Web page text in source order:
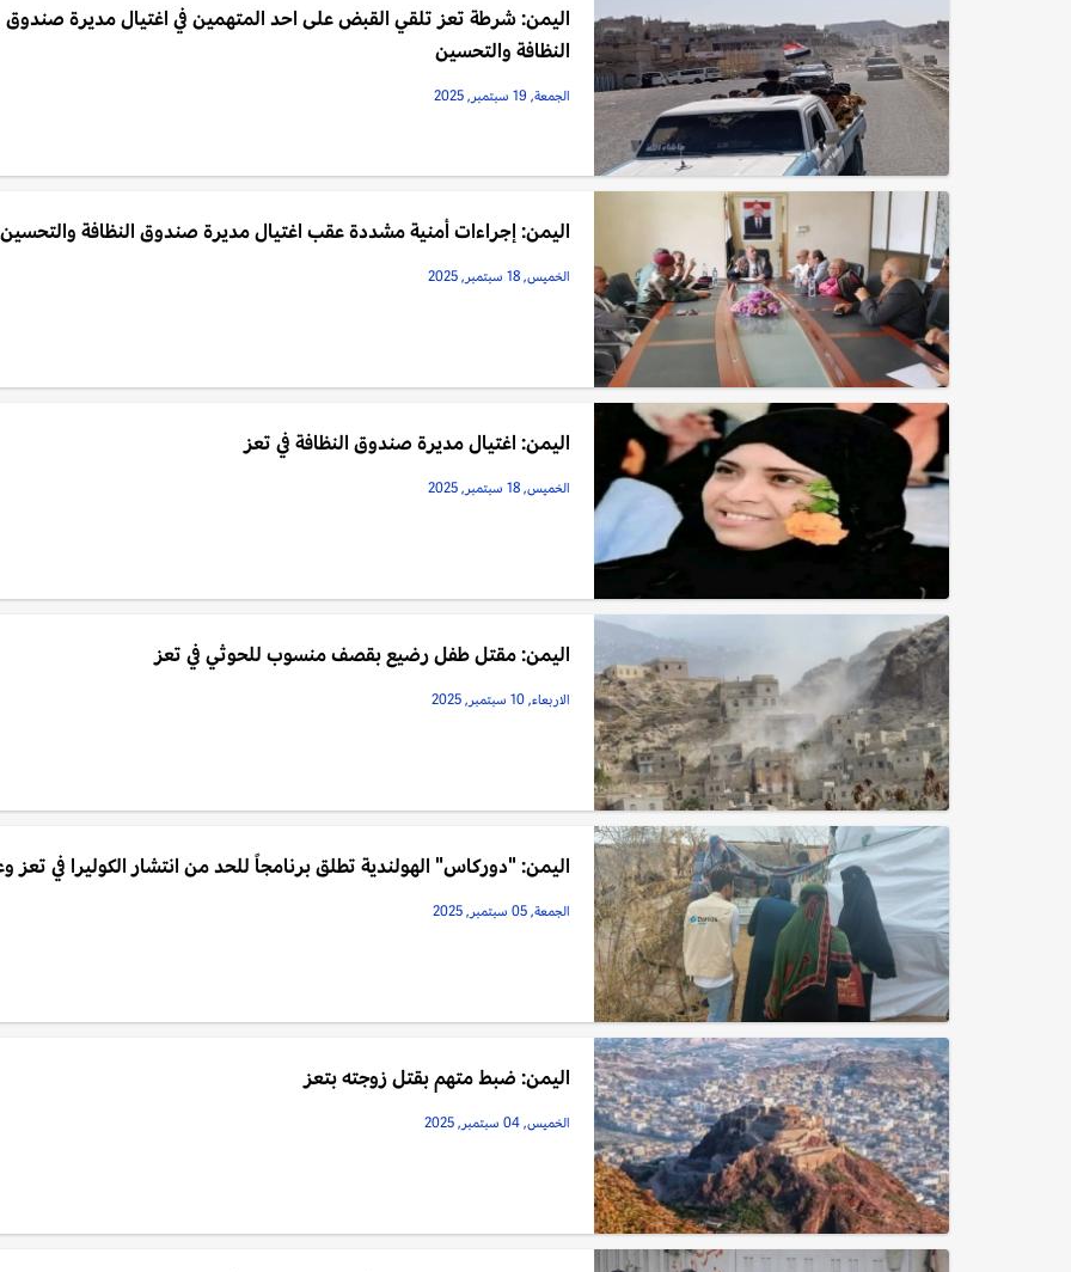
اليمن: شرطة تعز تلقي القبض على احد المتهمين في اغتيال مديرة صندوق
النظافة والتحسين
الجمعة, 19 سبتمبر, 2025
اليمن: إجراءات أمنية مشددة عقب اغتيال مديرة صندوق النظافة
الخميس, 18 سبتمبر, 2025
اليمن: اغتيال مديرة صندوق النظافة في تعز
الخميس, 18 سبتمبر, 2025
اليمن: مقتل طفل رضيع بقصف منسوب للحوثي في تعز
الاربعاء, 10 سبتمبر, 2025
اليمن: "دوركاس" الهولندية تطلق برنامجاً للحد من انتشار الكوليرا في تعز
الجمعة, 05 سبتمبر, 2025
اليمن: ضبط متهم بقتل زوجته بتعز
الخميس, 04 سبتمبر, 2025